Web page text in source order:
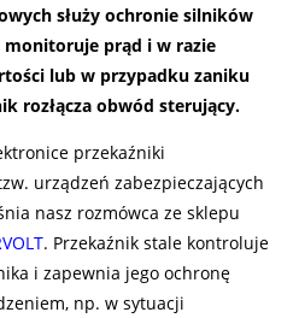
służy ochronie silników
prąd i w razie
lub w przypadku zaniku
rozłącza obwód sterujący.
przekaźniki
urządzeń zabezpieczających
nasz rozmówca ze sklepu
. Przekaźnik stale kontroluje
i zapewnia jego ochronę
np. w sytuacji